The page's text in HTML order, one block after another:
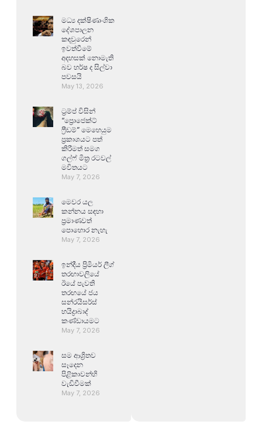
මධ්‍ය දක්ෂිණාංශික
දේශපාලන
කඳවුරෙන්
ඉවත්වීමේ
අදහසක් නොමැති
බව හර්ෂ ද සිල්වා
පවසයි
May 13, 2026
ට්‍රම්ප් විසින්
“ප්‍රොජෙක්ට්
ෆ්‍රීඩම්” මෙහෙයුම
ප්‍රකාශයට පත්
කිරීමත් සමග
ගල්ෆ් මිත්‍ර රටවල්
මවිතයට
May 7, 2026
මෙවර යල
කන්නය සඳහා
ප්‍රමාණවත්
පොහොර නැහැ
May 7, 2026
ඉන්දීය ප්‍රිමියර් ලීග්
තරඟාවලියේ
ඊයේ පැවති
තරඟයේ ජය
සන්රයිසර්ස්
හයිද්‍රාබාද්
කණ්ඩායමට
May 7, 2026
සම ආශ්‍රිතව
සෑදෙන
පිළිකාවන්හි
වැඩිවීමක්
May 7, 2026